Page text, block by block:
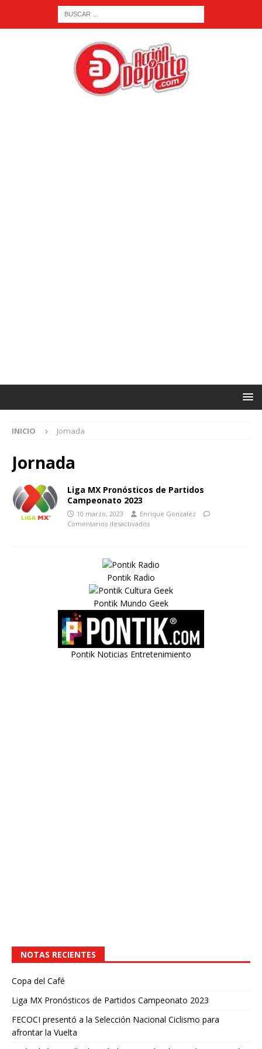
INICIO Jornada
Jornada
Liga MX Pronósticos de Partidos
Campeonato 2023
10 marzo, 2023
Enrique Gonzalez
Comentarios desactivados
Pontik Radio
Pontik Mundo Geek
Pontik Noticias Entretenimiento
NOTAS RECIENTES
Copa del Café
Liga MX Pronósticos de Partidos Campeonato 2023
FECOCI presentó a la Selección Nacional Ciclismo para
afrontar la Vuelta